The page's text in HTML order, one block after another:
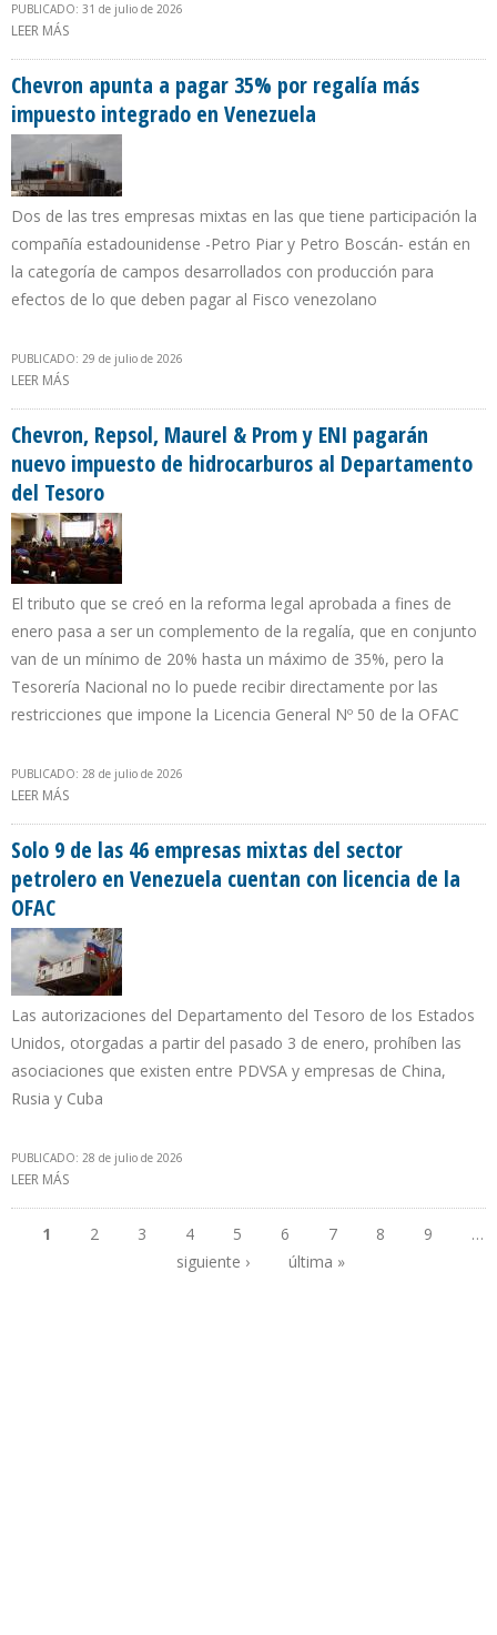
PUBLICADO: 31 de julio de 2026
LEER MÁS
RODRÍGUEZ A LA REVISTA TIME
Chevron apunta a pagar 35% por regalía más
impuesto integrado en Venezuela
Dos de las tres empresas mixtas en las que tiene participación la
compañía estadounidense -Petro Piar y Petro Boscán- están en
la categoría de campos desarrollados con producción para
efectos de lo que deben pagar al Fisco venezolano
PUBLICADO: 29 de julio de 2026
LEER MÁS
Chevron, Repsol, Maurel & Prom y ENI pagarán
nuevo impuesto de hidrocarburos al Departamento
del Tesoro
El tributo que se creó en la reforma legal aprobada a fines de
enero pasa a ser un complemento de la regalía, que en conjunto
van de un mínimo de 20% hasta un máximo de 35%, pero la
Tesorería Nacional no lo puede recibir directamente por las
restricciones que impone la Licencia General Nº 50 de la OFAC
PUBLICADO: 28 de julio de 2026
LEER MÁS
TESORO
Solo 9 de las 46 empresas mixtas del sector
petrolero en Venezuela cuentan con licencia de la
OFAC
Las autorizaciones del Departamento del Tesoro de los Estados
Unidos, otorgadas a partir del pasado 3 de enero, prohíben las
asociaciones que existen entre PDVSA y empresas de China,
Rusia y Cuba
PUBLICADO: 28 de julio de 2026
LEER MÁS
1 2 3 4 5 6 7 8 9
…
siguiente ›
última »